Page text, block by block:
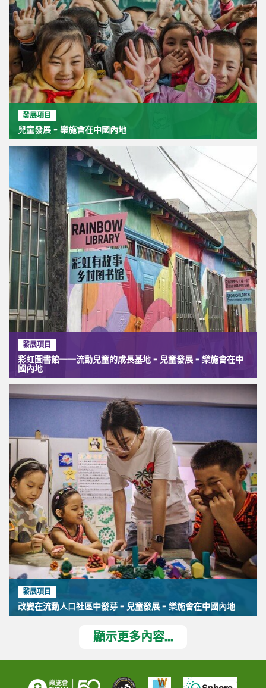
發展項目
兒童發展 - 樂施會在中國內地
發展項目
彩虹圖書館——流動兒童的成長基地 - 兒童發展 - 樂施會在中
國內地
發展項目
改變在流動人口社區中發芽 - 兒童發展 - 樂施會在中國內地
顯示更多內容...